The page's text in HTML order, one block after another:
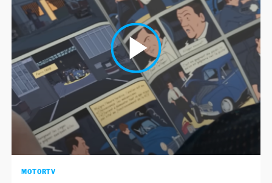
NEWSLETTER
SÍGUENOS
MOTORTV